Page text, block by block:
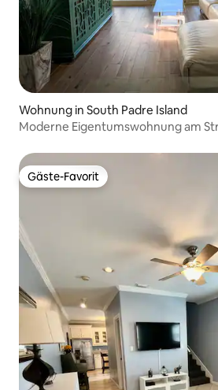
Wohnung in South Padre Island
Moderne Eigentumswohnung am
Gäste-Favorit
Gäste-Favorit